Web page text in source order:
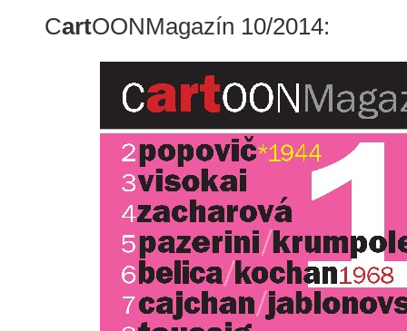
CartOONMagazín 10/2014: